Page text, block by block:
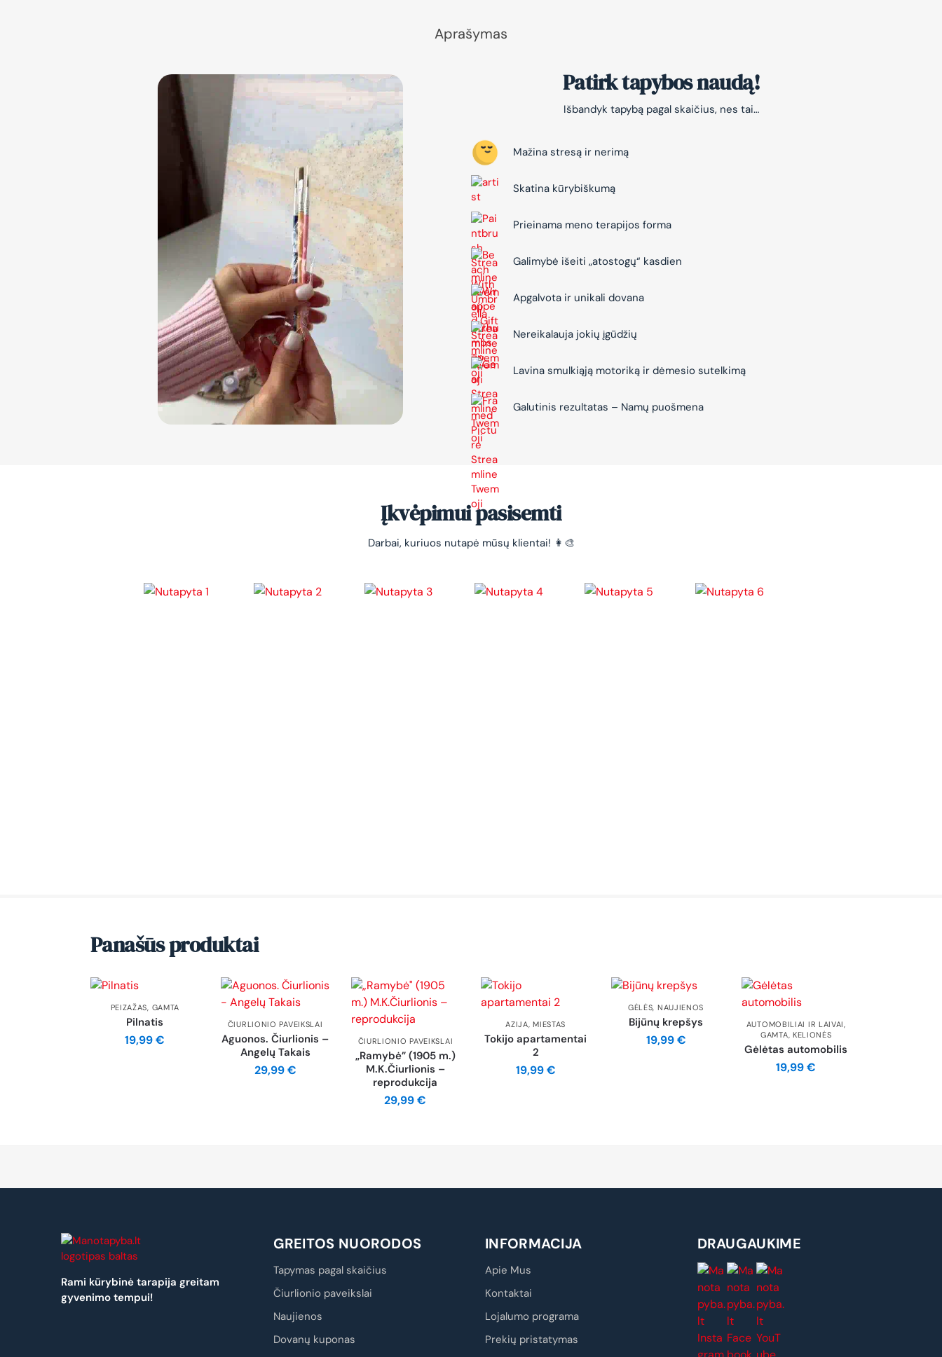
Aprašymas
Patirk tapybos naudą!
Išbandyk tapybą pagal skaičius, nes tai…
Mažina stresą ir nerimą
Skatina kūrybiškumą
Prieinama meno terapijos forma
Galimybė išeiti „atostogų“ kasdien
Apgalvota ir unikali dovana
Nereikalauja jokių įgūdžių
Lavina smulkiąją motoriką ir dėmesio sutelkimą
Galutinis rezultatas – Namų puošmena
Įkvėpimui pasisemti
Darbai, kuriuos nutapė mūsų klientai! 👩‍🎨
Panašūs produktai
PEIZAŽAS, GAMTA
Pilnatis
19,99€
ČIURLIONIO PAVEIKSLAI
Aguonos. Čiurlionis –
Angelų Takais
29,99€
ČIURLIONIO PAVEIKSLAI
„Ramybė” (1905 m.)
M.K.Čiurlionis –
reprodukcija
29,99€
AZIJA,MIESTAS
Tokijo apartamentai
2
19,99€
GĖLĖS, NAUJIENOS
Bijūnų krepšys
19,99€
AUTOMOBILIAI IR LAIVAI,
GAMTA, KELIONĖS
Gėlėtas automobilis
19,99€
Rami kūrybinė tarapija greitam
gyvenimo tempui!
GREITOS NUORODOS
Tapymas pagal skaičius
Čiurlionio paveikslai
Naujienos
Dovanų kuponas
INFORMACIJA
Apie Mus
Kontaktai
Lojalumo programa
Prekių pristatymas
DRAUGAUKIME